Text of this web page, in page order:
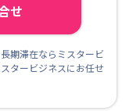
せ
期滞在ならミスタービ
タービジネスにお任せ